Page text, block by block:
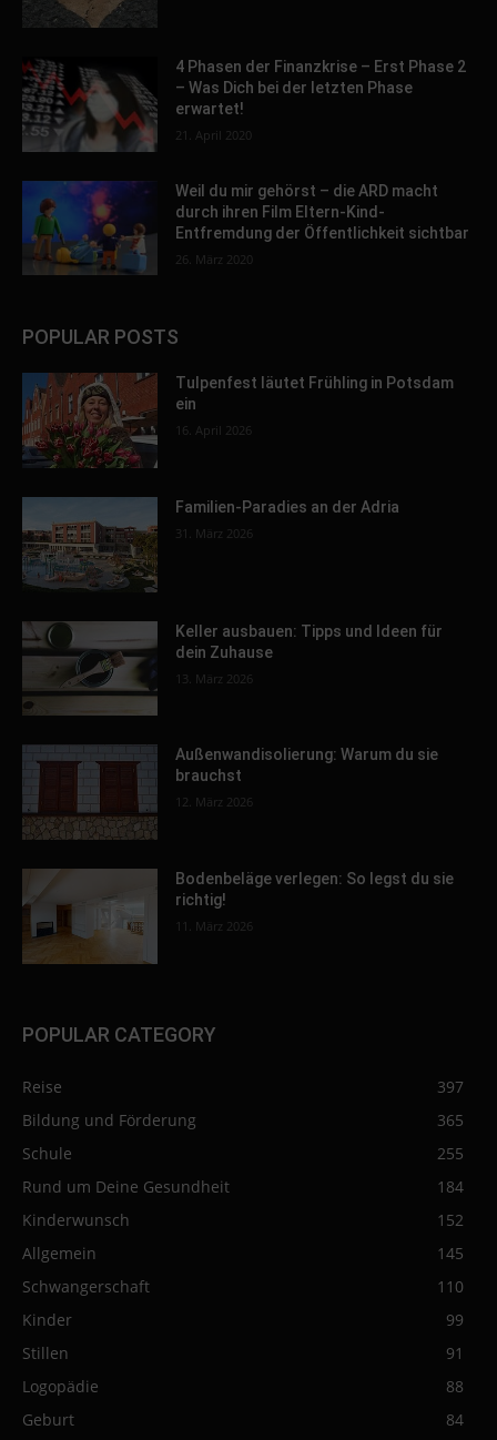
4 Phasen der Finanzkrise – Erst Phase 2
– Was Dich bei der letzten Phase
erwartet!
21. April 2020
Weil du mir gehörst – die ARD macht
durch ihren Film Eltern-Kind-
Entfremdung der Öffentlichkeit sichtbar
26. März 2020
POPULAR POSTS
Tulpenfest läutet Frühling in Potsdam
ein
16. April 2026
Familien-Paradies an der Adria
31. März 2026
Keller ausbauen: Tipps und Ideen für
dein Zuhause
13. März 2026
Außenwandisolierung: Warum du sie
brauchst
12. März 2026
Bodenbeläge verlegen: So legst du sie
richtig!
11. März 2026
POPULAR CATEGORY
Reise
397
Bildung und Förderung
365
Schule
255
Rund um Deine Gesundheit
184
Kinderwunsch
152
Allgemein
145
Schwangerschaft
110
Kinder
99
Stillen
91
Logopädie
88
Geburt
84